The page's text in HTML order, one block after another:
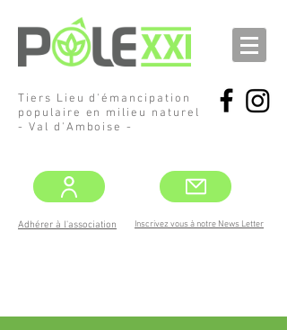
Tiers Lieu d'émancipation
populaire en milieu naturel
- Val d'Amboise -
Adhérer à l'association Inscrivez vous à notre News Letter